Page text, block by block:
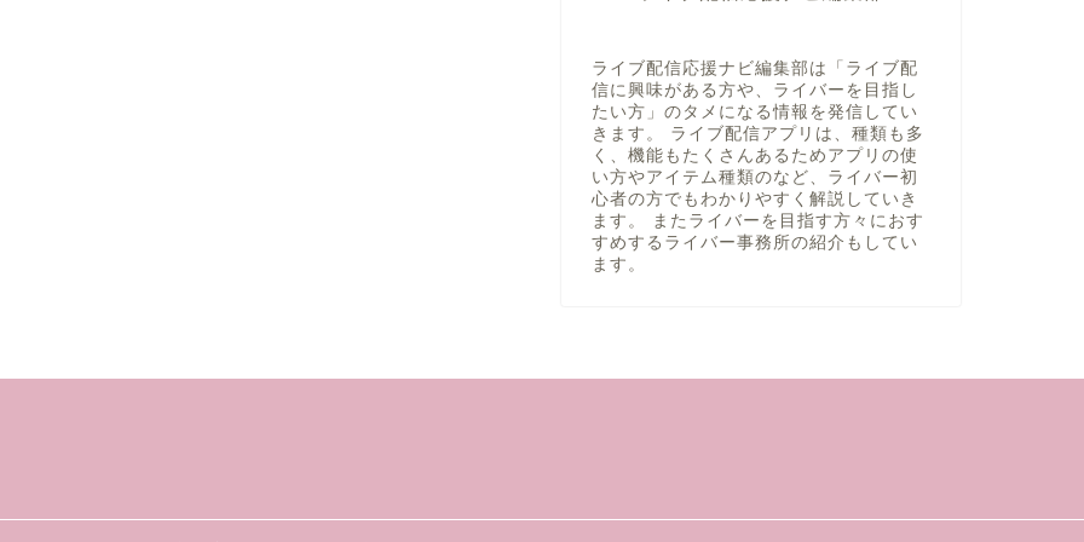
ライブ配信応援ナビ編集部は「ライブ配
信に興味がある方や、ライバーを目指し
たい方」のタメになる情報を発信してい
きます。 ライブ配信アプリは、種類も多
く、機能もたくさんあるためアプリの使
い方やアイテム種類のなど、ライバー初
心者の方でもわかりやすく解説していき
ます。 またライバーを目指す方々におす
すめするライバー事務所の紹介もしてい
ます。